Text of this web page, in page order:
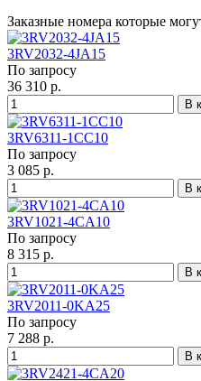
Заказные номера которые
3RV2032-4JA15
По запросу
36 310 р.
В
3RV6311-1CC10
По запросу
3 085 р.
В
3RV1021-4CA10
По запросу
8 315 р.
В
3RV2011-0KA25
По запросу
7 288 р.
В